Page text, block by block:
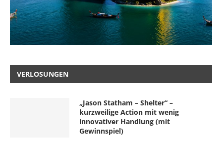
VERLOSUNGEN
„Jason Statham – Shelter“ –
kurzweilige Action mit wenig
innovativer Handlung (mit
Gewinnspiel)